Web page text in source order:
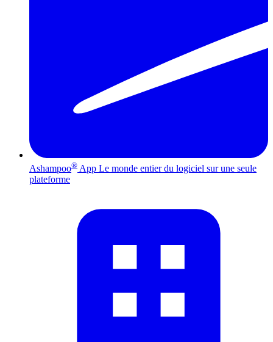
Ashampoo® App Le monde entier du logiciel sur une seule
plateforme